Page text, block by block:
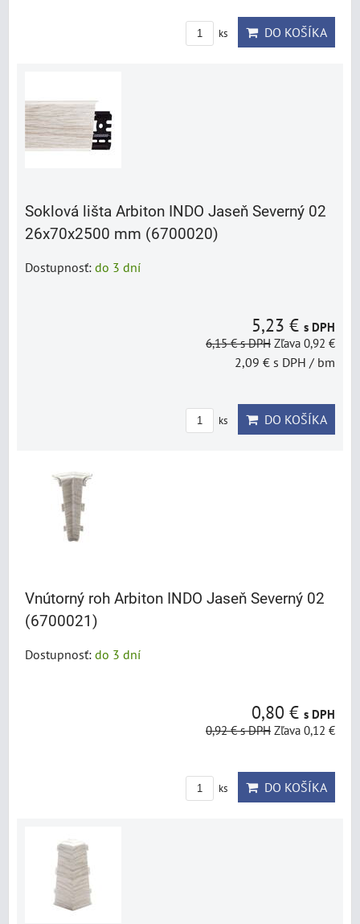
ks DO KOŠÍKA
Soklová lišta Arbiton INDO Jaseň Severný 02
26x70x2500 mm (6700020)
Dostupnosť: do 3 dní
5,23 € s DPH
6,15 €s DPH Zľava 0,92 €
2,09 € s DPH / bm
ks DO KOŠÍKA
Vnútorný roh Arbiton INDO Jaseň Severný 02
(6700021)
Dostupnosť: do 3 dní
0,80 € s DPH
0,92 €s DPH Zľava 0,12 €
ks DO KOŠÍKA